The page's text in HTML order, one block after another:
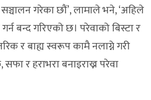
गरेका छौं’, लामाले भने, ‘अहिले
बन्द गरिएको छ। परेवाको बिस्टा र
र बाह्य स्वरूप कामै नलाग्ने गरी
र हराभरा बनाइराख्न परेवा